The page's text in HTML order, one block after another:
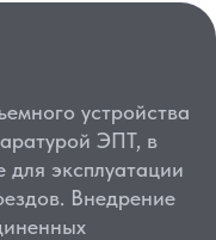
устройства
ЭПТ, в
эксплуатации
Внедрение